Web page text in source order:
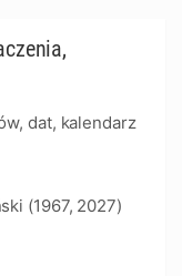
dat, kalendarz
(1967, 2027)